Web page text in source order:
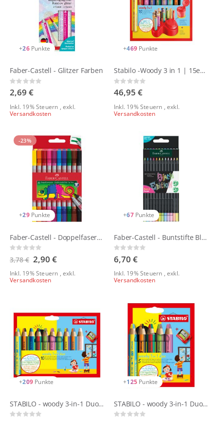
+26 Punkte
Faber-Castell - Glitzer Farben
Rating:
0%
2,69 €
Inkl. 19% Steuern ,exkl.
Versandkosten
+469 Punkte
Stabilo -Woody 3 in 1 | 15er Tischset mit Anspitzer
Rating:
0%
46,95 €
Inkl. 19% Steuern ,exkl.
Versandkosten
-23%
+29 Punkte
Faber-Castell - Doppelfasermaler 10er Set
Rating:
0%
3,78 € Sonderangebot
2,90 €
Inkl. 19% Steuern ,exkl.
Versandkosten
+67 Punkte
Faber-Castell - Buntstifte Black Edition 12er Neon & Pastel Set
Rating:
0%
6,70 €
Inkl. 19% Steuern ,exkl.
Versandkosten
+209 Punkte
STABILO - woody 3-in-1 Duo 10er-Set
Rating:
+125 Punkte
STABILO - woody 3-in-1 Duo Duo 5er Set
Rating: